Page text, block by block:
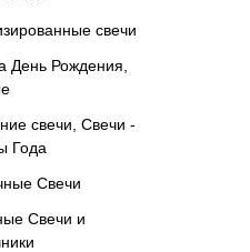
свечи
День Рождения,
свечи, Свечи -
Года
Свечи
Свечи и